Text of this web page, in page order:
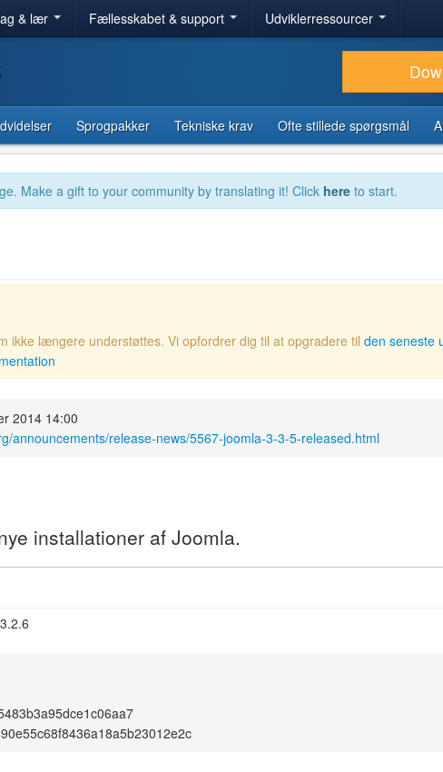
& lær Fællesskabet & support Udviklerressourcer
Sprogpakker Tekniske krav Ofte stillede spørgsmål
Make a gift to your community by translating it! Click here to start.
ikke længere understøttes. Vi opfordrer dig til at opgradere til den seneste
2014 14:00
announcements/release-news/5567-joomla-3-3-5-released.html
installationer af Joomla.